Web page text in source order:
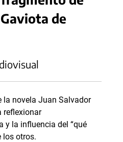
de
la novela Juan Salvador
reflexionar
y la influencia del “qué
los otros.